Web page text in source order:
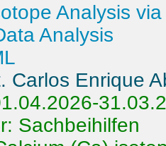
Analysis
Analysis
Carlos Enrique
Sachbeihilfen